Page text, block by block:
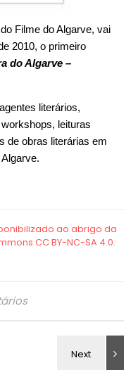
Filme do Algarve, vai
2010, o primeiro
do Algarve –
literários,
workshops, leituras
de obras literárias em